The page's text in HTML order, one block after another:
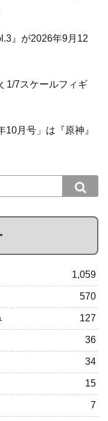
』が2026年9月12
1/7スケールフィギ
月号」は『原神』
1,059
570
127
36
34
15
7